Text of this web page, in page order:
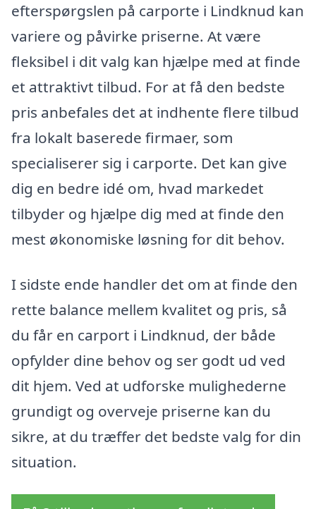
efterspørgslen på carporte i Lindknud kan
variere og påvirke priserne. At være
fleksibel i dit valg kan hjælpe med at finde
et attraktivt tilbud. For at få den bedste
pris anbefales det at indhente flere tilbud
fra lokalt baserede firmaer, som
specialiserer sig i carporte. Det kan give
dig en bedre idé om, hvad markedet
tilbyder og hjælpe dig med at finde den
mest økonomiske løsning for dit behov.
I sidste ende handler det om at finde den
rette balance mellem kvalitet og pris, så
du får en carport i Lindknud, der både
opfylder dine behov og ser godt ud ved
dit hjem. Ved at udforske mulighederne
grundigt og overveje priserne kan du
sikre, at du træffer det bedste valg for din
situation.